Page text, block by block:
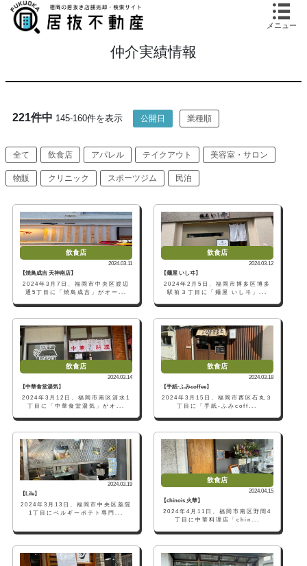
メニュー
仲介実績情報
221件中 145-160件を表示 公開日 業種順
全て 飲食店 アパレル テイクアウト 美容室・サロン
物販 クリニック スポーツジム 民泊
飲食店
2024.03.11
【焼鳥成吉 天神南店】
2024年3月7日、福岡市中央区渡辺
通5丁目に「焼鳥成吉」がオー...
飲食店
2024.03.12
【麺屋 いしヰ】
2024年2月5日、福岡市博多区博多
駅前３丁目に「麺屋 いしヰ」...
飲食店
2024.03.14
【中華食堂湯気】
2024年3月12日、福岡市南区清水1
丁目に「中華食堂湯気」がオ...
飲食店
2024.03.18
【手紙-ふみcoffee】
2024年3月15日、福岡市西区石丸３
丁目に「手紙-ふみcoff...
2024.03.19
【Lile】
2024年3月13日、福岡市中央区薬院
1丁目にベルギーポテト専門...
飲食店
2024.04.15
【chinois 火華】
2024年4月11日、福岡市南区野間4
丁目に中華料理店「chin...